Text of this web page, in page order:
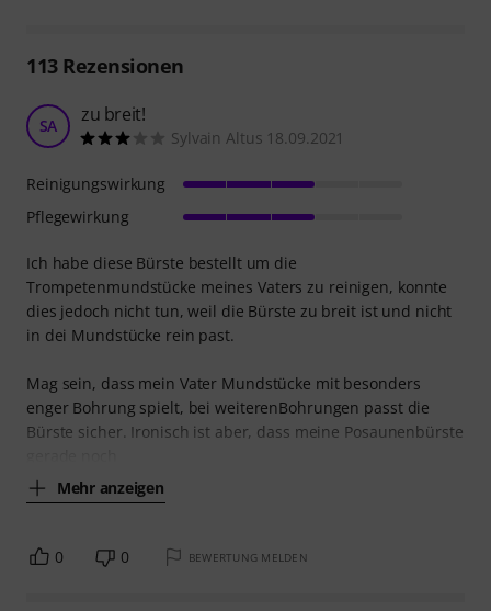
113Rezensionen
SA zu breit!
Sylvain Altus 18.09.2021
Ich habe diese Bürste bestellt um die
Trompetenmundstücke meines Vaters zu reinigen, konnte
dies jedoch nicht tun, weil die Bürste zu breit ist und nicht
in dei Mundstücke rein past.
Mag sein, dass mein Vater Mundstücke mit besonders
enger Bohrung spielt, bei weiterenBohrungen passt die
Bürste sicher. Ironisch ist aber, dass meine Posaunenbürste
Mehr anzeigen
Reinigungswirkung
Pflegewirkung
0 0 BEWERTUNG MELDEN